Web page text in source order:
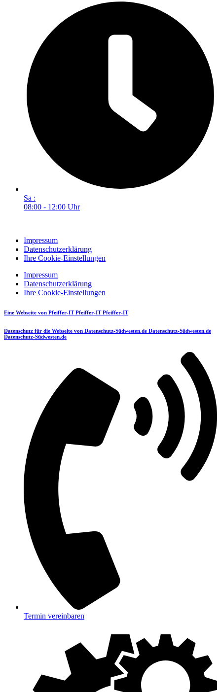
Sa :
08:00 - 12:00 Uhr
Impressum
Datenschutzerklärung
Ihre Cookie-Einstellungen
Impressum
Datenschutzerklärung
Ihre Cookie-Einstellungen
Eine Webseite von Pfeiffer-ITPfeiffer-ITPfeiffer-IT
Datenschutz für die Webseite von Datenschutz-Südwesten.de Datenschutz-Südwesten.de
Datenschutz-Südwesten.de
Termin vereinbaren